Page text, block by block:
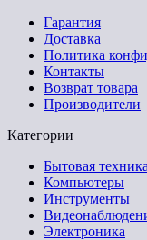
Гарантия
Доставка
Политика
Контакты
Возврат товара
Производители
Категории
Бытовая техника
Компьютеры
Инструменты
Электроника